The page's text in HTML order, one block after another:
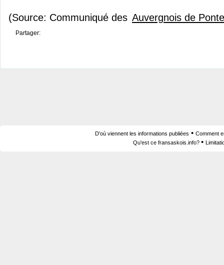
(Source: Communiqué des Auvergnois de
Partager:
D'où viennent les informations publiées • Comment
Qu'est ce fransaskois.info? •